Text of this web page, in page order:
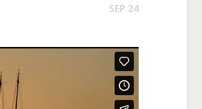
SEP 24